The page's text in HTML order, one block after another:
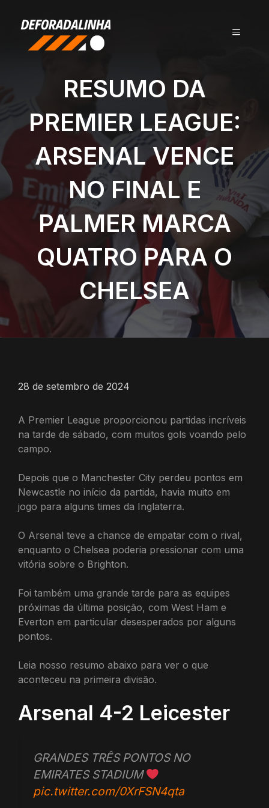
conteúdo
MENU
RESUMO DA
PREMIER LEAGUE:
ARSENAL VENCE
NO FINAL E
PALMER MARCA
QUATRO PARA O
CHELSEA
28 de setembro de 2024
A Premier League proporcionou partidas incríveis
na tarde de sábado, com muitos gols voando pelo
campo.
Depois que o Manchester City perdeu pontos em
Newcastle no início da partida, havia muito em
jogo para alguns times da Inglaterra.
O Arsenal teve a chance de empatar com o rival,
enquanto o Chelsea poderia pressionar com uma
vitória sobre o Brighton.
Foi também uma grande tarde para as equipes
próximas da última posição, com West Ham e
Everton em particular desesperados por alguns
pontos.
Leia nosso resumo abaixo para ver o que
aconteceu na primeira divisão.
Arsenal 4-2 Leicester
GRANDES TRÊS PONTOS NO
EMIRATES STADIUM
pic.twitter.com/0XrFSN4qta